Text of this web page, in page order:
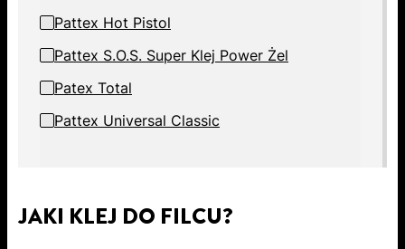
JAKI KLEJ DO FILCU?
Pattex Hot Pistol
Pattex S.O.S. Super Klej Power Żel
Patex Total
Pattex Universal Classic